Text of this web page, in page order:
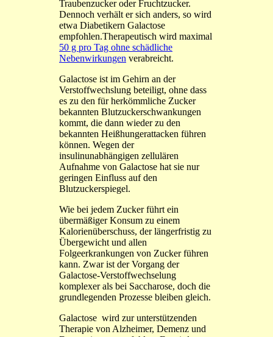
Traubenzucker oder Fruchtzucker.
Dennoch verhält er sich anders, so wird
etwa Diabetikern Galactose
empfohlen.Therapeutisch wird maximal
50 g pro Tag ohne schädliche
Nebenwirkungen verabreicht.
Galactose ist im Gehirn an der
Verstoffwechslung beteiligt, ohne dass
es zu den für herkömmliche Zucker
bekannten Blutzuckerschwankungen
kommt, die dann wieder zu den
bekannten Heißhungerattacken führen
können. Wegen der
insulinunabhängigen zellulären
Aufnahme von Galactose hat sie nur
geringen Einfluss auf den
Blutzuckerspiegel.
Wie bei jedem Zucker führt ein
übermäßiger Konsum zu einem
Kalorienüberschuss, der längerfristig zu
Übergewicht und allen
Folgeerkrankungen von Zucker führen
kann. Zwar ist der Vorgang der
Galactose-Verstoffwechselung
komplexer als bei Saccharose, doch die
grundlegenden Prozesse bleiben gleich.
Galactose wird zur unterstützenden
Therapie von Alzheimer, Demenz und